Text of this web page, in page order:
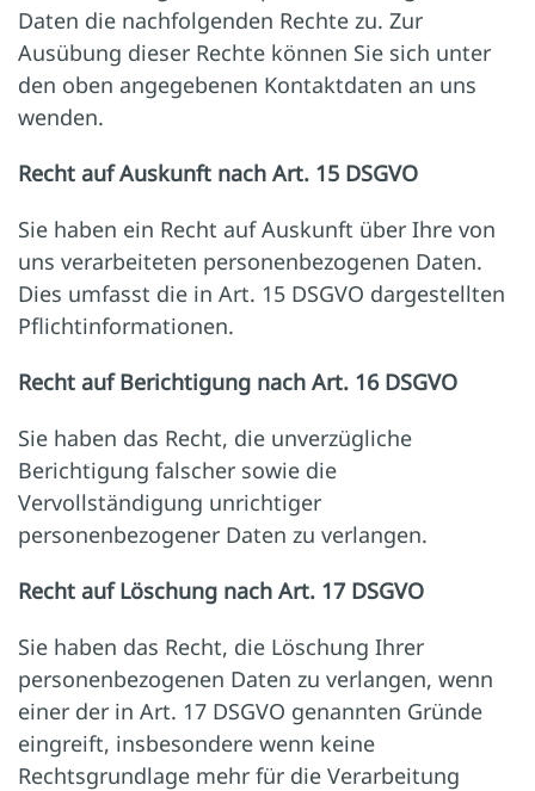
Daten die nachfolgenden Rechte zu. Zur
Ausübung dieser Rechte können Sie sich unter
den oben angegebenen Kontaktdaten an uns
wenden.
Recht auf Auskunft nach Art. 15 DSGVO
Sie haben ein Recht auf Auskunft über Ihre von
uns verarbeiteten personenbezogenen Daten.
Dies umfasst die in Art. 15 DSGVO dargestellten
Pflichtinformationen.
Recht auf Berichtigung nach Art. 16 DSGVO
Sie haben das Recht, die unverzügliche
Berichtigung falscher sowie die
Vervollständigung unrichtiger
personenbezogener Daten zu verlangen.
Recht auf Löschung nach Art. 17 DSGVO
Sie haben das Recht, die Löschung Ihrer
personenbezogenen Daten zu verlangen, wenn
einer der in Art. 17 DSGVO genannten Gründe
eingreift, insbesondere wenn keine
Rechtsgrundlage mehr für die Verarbeitung